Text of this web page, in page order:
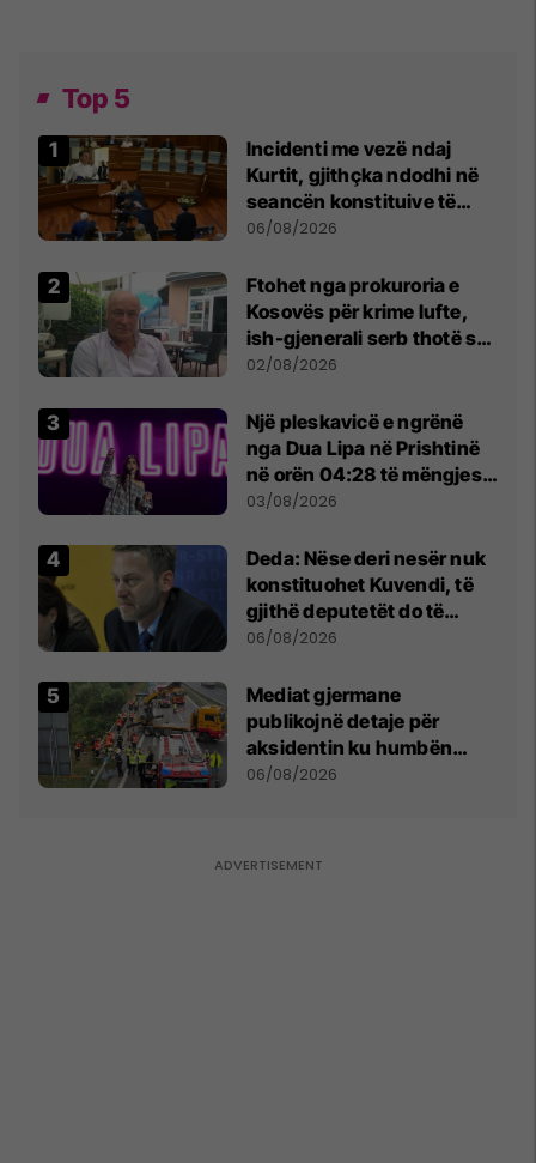
Top 5
Incidenti me vezë ndaj
Kurtit, gjithçka ndodhi në
seancën konstituive të
Kuvendit
06/08/2026
Ftohet nga prokuroria e
Kosovës për krime lufte,
ish-gjenerali serb thotë se
dikush e tradhtoi në
02/08/2026
Një pleskavicë e ngrënë
nga Dua Lipa në Prishtinë
në orën 04:28 të mëngjesit
- dhe bota digjitale serbe
03/08/2026
Deda: Nëse deri nesër nuk
konstituohet Kuvendi, të
gjithë deputetët do të
bëjnë shkelje të rëndë
06/08/2026
Mediat gjermane
publikojnë detaje për
aksidentin ku humbën
jetën tre mërgimtarë nga
06/08/2026